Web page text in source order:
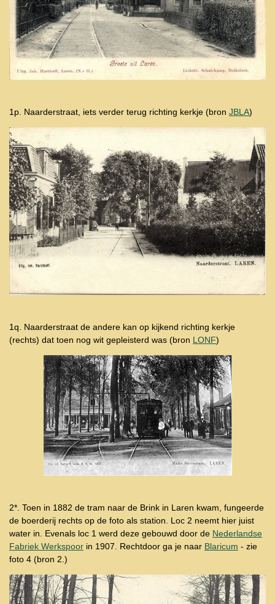
1p. Naarderstraat, iets verder terug richting kerkje (bron JBLA)
1q. Naarderstraat de andere kan op kijkend richting kerkje
(rechts) dat toen nog wit gepleisterd was (bron LONF)
2*. Toen in 1882 de tram naar de Brink in Laren kwam, fungeerde
de boerderij rechts op de foto als station. Loc 2 neemt hier juist
water in. Evenals loc 1 werd deze gebouwd door de Nederlandse
Fabriek Werkspoor in 1907. Rechtdoor ga je naar Blaricum - zie
foto 4 (bron 2.)